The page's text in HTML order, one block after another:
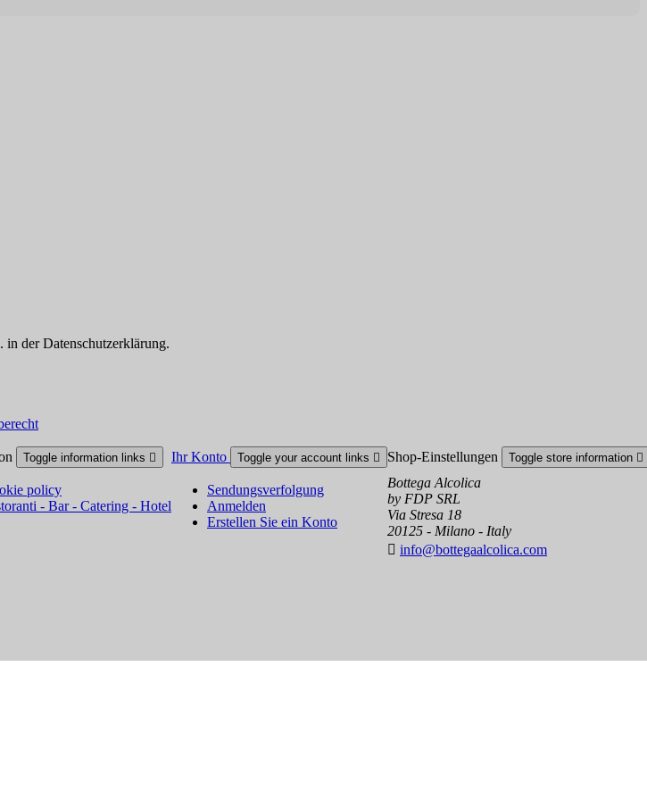
der Datenschutzerklärung.
Toggle information links 
policy
- Bar - Catering - Hotel
Ihr Konto Toggle your account links 
Sendungsverfolgung
Anmelden
Erstellen Sie ein Konto
Shop-Einstellungen Toggle store information 
Bottega Alcolica
by FDP SRL
Via Stresa 18
20125 - Milano - Italy
 info@bottegaalcolica.com